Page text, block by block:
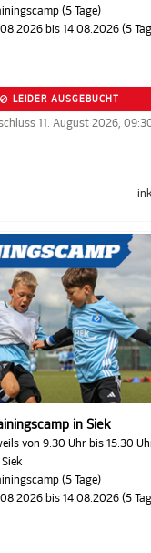
(5 Tage)
bis 14.08.2026 (5
LEIDER AUSGEBUCHT
11. August 2026,
in Siek
von 9.30 Uhr bis 15.30
(5 Tage)
bis 14.08.2026 (5